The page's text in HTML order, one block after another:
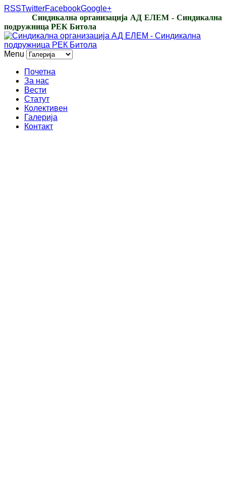
RSSTwitterFacebookGoogle+
Синдикална организација АД ЕЛЕМ - Синдикална
подружница РЕК Битола
Menu
Почетна
За нас
Вести
Статут
Колективен
Галерија
Контакт